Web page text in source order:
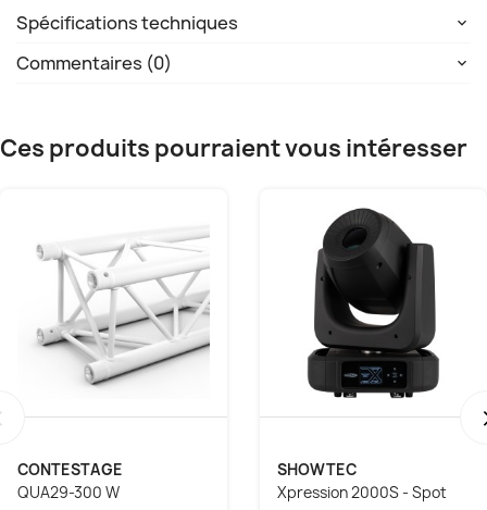
Spécifications techniques
Commentaires (0)
Ces produits pourraient vous intéresser
CONTESTAGE
QUA29-300 W
SHOWTEC
Xpression 2000S - Spot